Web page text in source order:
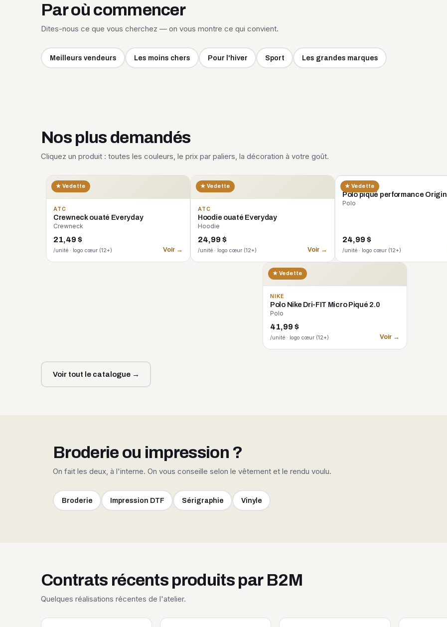
Par où commencer
Dites-nous ce que vous cherchez — on vous montre ce qui convient.
Meilleurs vendeurs Les moins chers Pour l'hiver Sport Les grandes marques
Nos plus demandés
Cliquez un produit : toutes les couleurs, le prix par paliers, la décoration à votre goût.
★ Vedette
ATC
Crewneck ouaté Everyday
Crewneck
21,49 $
/unité · logo cœur (12+) Voir →
★ Vedette
ATC
Hoodie ouaté Everyday
Hoodie
24,99 $
/unité · logo cœur (12+) Voir →
★ Vedette
CORE 365
Polo piqué performance Origin
Polo
24,99 $
/unité · logo cœur (12+)
★ Vedette
NIKE
Polo Nike Dri-FIT Micro Piqué 2.0
Polo
41,99 $
/unité · logo cœur (12+) Voir →
Voir tout le catalogue →
Broderie ou impression ?
On fait les deux, à l'interne. On vous conseille selon le vêtement et le rendu voulu.
Broderie Impression DTF Sérigraphie Vinyle
Contrats récents produits par B2M
Quelques réalisations récentes de l'atelier.